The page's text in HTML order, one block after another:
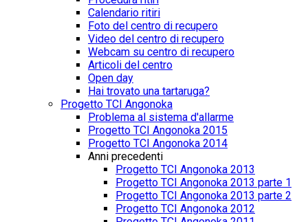
Calendario ritiri
Foto del centro di recupero
Video del centro di recupero
Webcam su centro di recupero
Articoli del centro
Open day
Hai trovato una tartaruga?
Progetto TCI Angonoka
Problema al sistema d'allarme
Progetto TCI Angonoka 2015
Progetto TCI Angonoka 2014
Anni precedenti
Progetto TCI Angonoka 2013
Progetto TCI Angonoka 2013 parte 1
Progetto TCI Angonoka 2013 parte 2
Progetto TCI Angonoka 2012